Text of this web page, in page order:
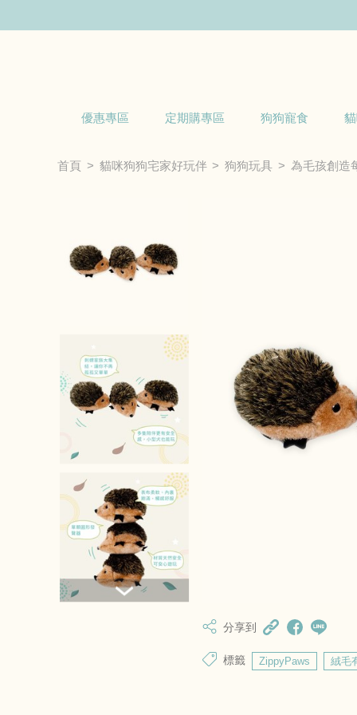
優惠專區 定期購專區 狗狗寵食
首頁 貓咪狗狗宅家好玩伴 狗狗玩具 為毛孩創造
分享到
標籤 ZippyPaws 絨毛